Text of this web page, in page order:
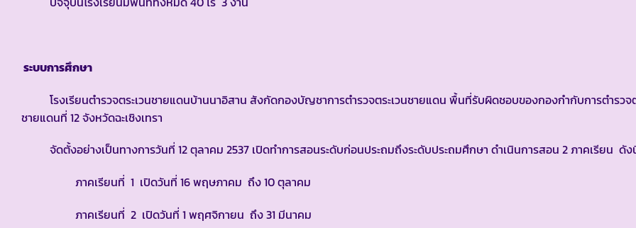
ระบบการศึกษา
โรงเรียนตำรวจตระเวนชายแดนบ้านนาอิสาน สังกัดกองบัญชาการตำรวจตระเวนชายแดน พื้นที่รับผิดชอบของกองกำกับการตำรวจต
ชายแดนที่ 12 จังหวัดฉะเชิงเทรา
จัดตั้งอย่างเป็นทางการวันที่ 12 ตุลาคม 2537 เปิดทำการสอนระดับก่อนประถมถึงระดับประถมศึกษา ดำเนินการสอน 2 ภาคเรียน ดัง
ภาคเรียนที่ 1 เปิดวันที่ 16 พฤษภาคม ถึง 10 ตุลาคม
ภาคเรียนที่ 2 เปิดวันที่ 1 พฤศจิกายน ถึง 31 มีนาคม